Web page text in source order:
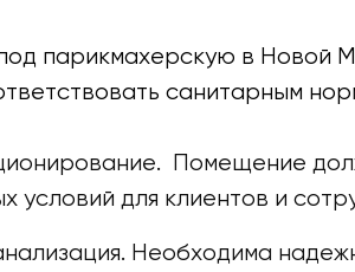
парикмахерскую в Новой
санитарным
Помещение
условий для клиентов и
Необходима